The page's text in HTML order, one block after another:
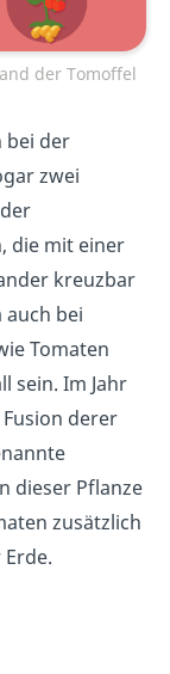
der Tomoffel
bei der
zwei
die mit einer
kreuzbar
auch bei
Tomaten
sein. Im Jahr
derer
dieser Pflanze
zusätzlich